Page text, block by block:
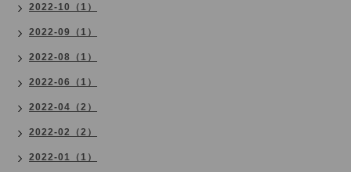
2022-10（1）
2022-09（1）
2022-08（1）
2022-06（1）
2022-04（2）
2022-02（2）
2022-01（1）